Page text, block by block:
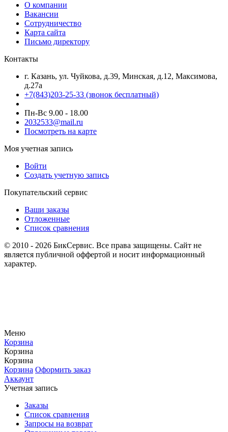
О компании
Вакансии
Сотрудничество
Карта сайта
Письмо директору
Контакты
г. Казань, ул. Чуйкова, д.39, Минская, д.12, Максимова,
д.27а
+7(843)203-25-33 (звонок бесплатный)
Пн-Вс 9.00 - 18.00
2032533@mail.ru
Посмотреть на карте
Моя учетная запись
Войти
Создать учетную запись
Покупательский сервис
Ваши заказы
Отложенные
Список сравнения
© 2010 - 2026 БикСервис. Все права защищены. Сайт не
является публичной оффертой и носит информационный
характер.
Меню
Корзина
Корзина
Корзина
Корзина Оформить заказ
Аккаунт
Учетная запись
Заказы
Список сравнения
Запросы на возврат